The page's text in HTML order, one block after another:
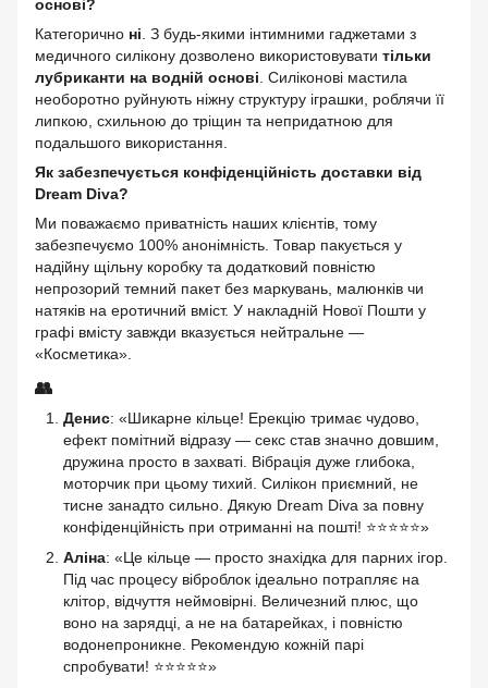
основі?
Категорично ні . З будь-якими інтимними гаджетами з
медичного силікону дозволено використовувати тільки
лубриканти на водній основі . Силіконові мастила
необоротно руйнують ніжну структуру іграшки, роблячи її
липкою, схильною до тріщин та непридатною для
подальшого використання.
Як забезпечується конфіденційність доставки від
Dream Diva?
Ми поважаємо приватність наших клієнтів, тому
забезпечуємо 100% анонімність. Товар пакується у
надійну щільну коробку та додатковий повністю
непрозорий темний пакет без маркувань, малюнків чи
натяків на еротичний вміст. У накладній Нової Пошти у
графі вмісту завжди вказується нейтральне —
«Косметика».
👥
Денис: «Шикарне кільце! Ерекцію тримає чудово,
ефект помітний відразу — секс став значно довшим,
дружина просто в захваті. Вібрація дуже глибока,
моторчик при цьому тихий. Силікон приємний, не
тисне занадто сильно. Дякую Dream Diva за повну
конфіденційність при отриманні на пошті! ⭐⭐⭐⭐⭐»
Аліна: «Це кільце — просто знахідка для парних ігор.
Під час процесу віброблок ідеально потрапляє на
клітор, відчуття неймовірні. Величезний плюс, що
воно на зарядці, а не на батарейках, і повністю
водонепроникне. Рекомендую кожній парі
спробувати! ⭐⭐⭐⭐⭐»